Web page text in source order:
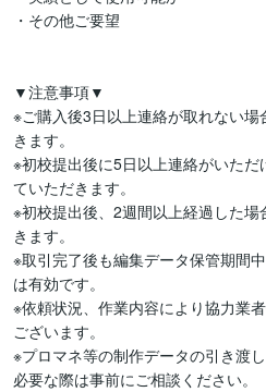
・その他ご要望
▼注意事項▼
※ご購入後3日以上連絡が取れない
きます。
※初校提出後に5日以上連絡がいた
ていただきます。
※初校提出後、2週間以上経過した
きます。
※取引完了後も編集データ保管期間
は有効です。
※依頼状況、作業内容により協力業
ございます。
※プロマネ等の制作データの引き渡
必要な際は事前にご相談ください。